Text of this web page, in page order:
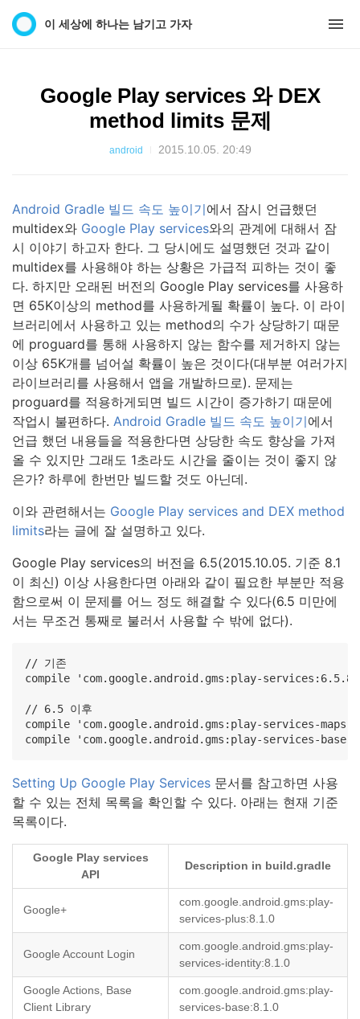
이 세상에 하나는 남기고 가자
Google Play services 와 DEX
method limits 문제
android 2015.10.05. 20:49
Android Gradle 빌드 속도 높이기에서 잠시 언급했던
multidex와 Google Play services와의 관계에 대해서 잠
시 이야기 하고자 한다. 그 당시에도 설명했던 것과 같이
multidex를 사용해야 하는 상황은 가급적 피하는 것이 좋
다. 하지만 오래된 버전의 Google Play services를 사용하
면 65K이상의 method를 사용하게될 확률이 높다. 이 라이
브러리에서 사용하고 있는 method의 수가 상당하기 때문
에 proguard를 통해 사용하지 않는 함수를 제거하지 않는
이상 65K개를 넘어설 확률이 높은 것이다(대부분 여러가지
라이브러리를 사용해서 앱을 개발하므로). 문제는
proguard를 적용하게되면 빌드 시간이 증가하기 때문에
작업시 불편하다. Android Gradle 빌드 속도 높이기에서
언급 했던 내용들을 적용한다면 상당한 속도 향상을 가져
올 수 있지만 그래도 1초라도 시간을 줄이는 것이 좋지 않
은가? 하루에 한번만 빌드할 것도 아닌데.
이와 관련해서는 Google Play services and DEX method
limits라는 글에 잘 설명하고 있다.
Google Play services의 버전을 6.5(2015.10.05. 기준 8.1
이 최신) 이상 사용한다면 아래와 같이 필요한 부분만 적용
함으로써 이 문제를 어느 정도 해결할 수 있다(6.5 미만에
서는 무조건 통째로 불러서 사용할 수 밖에 없다).
// 기존
compile 'com.google.android.gms:play-
// 6.5 이후
compile 'com.google.android.gms:play-services-
compile 'com.google.android.gms:play-services-
Setting Up Google Play Services 문서를 참고하면 사용
할 수 있는 전체 목록을 확인할 수 있다. 아래는 현재 기준
목록이다.
Google Play services
API
Description in build.gradle
Google+
com.google.android.gms:play-
services-plus:8.1.0
Google Account Login
com.google.android.gms:play-
services-identity:8.1.0
Google Actions, Base
Client Library
com.google.android.gms:play-
services-base:8.1.0